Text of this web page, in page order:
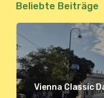
Beliebte Beiträge
Vienna Classic